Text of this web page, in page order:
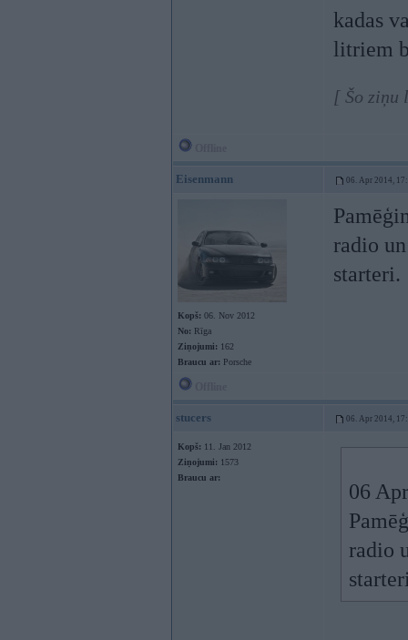
kadas
litriem
[ Šo ziņu
Eisenmann 06. Apr 2014,
Kopš: 06. Nov 2012
No: Rīga
Ziņojumi: 162
Braucu ar: Porsche
radio
starteri.
stucers 06. Apr 2014,
Kopš: 11. Jan 2012
Ziņojumi: 1573
Braucu ar:
06
radio